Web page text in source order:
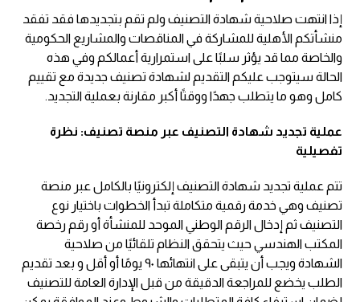
إذا انتهت صلاحية شهادة التصنيف ولم تقم بتجديدها فقد تفقد
منشأتكم الأهلية للمشاركة في المناقصات والمشاريع الحكومية
والخاصة مما قد يؤثر سلبًا على استمرارية أعمالكم وفي هذه
الحالة سيتوجب عليكم التقديم لشهادة تصنيف جديدة مع تقييم
كامل وهو ما يتطلب جهدًا ووقتًا أكبر مقارنة بعملية التجديد.
عملية تجديد شهادة التصنيف عبر منصة تصنيف: نظرة
تفصيلية
تتم عملية تجديد شهادة التصنيف إلكترونيًا بالكامل عبر منصة
تصنيف وهي خدمة رقمية متكاملة تبدأ الخطوات باختيار نوع
التصنيف ثم إدخال الرقم الوطني الموحد للمنشأة أو رقم رخصة
المكتب الهندسي حيث يتحقق النظام تلقائيًا من صلاحية
الشهادة ويجب أن يتبقى على انتهائها ٩٠ يومًا أو أقل و بعد تقديم
الطلب يخضع للمراجعة الدقيقة من قبل الإدارة العامة للتصنيف